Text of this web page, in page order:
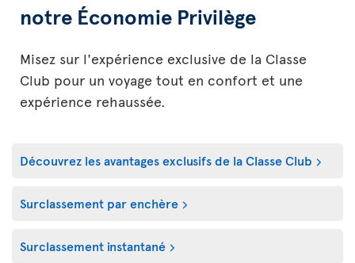
notre Économie Privilège
Misez sur l'expérience exclusive de la Classe
Club pour un voyage tout en confort et une
expérience rehaussée.
Découvrez les avantages exclusifs de la Classe Club
Surclassement par enchère
Surclassement instantané